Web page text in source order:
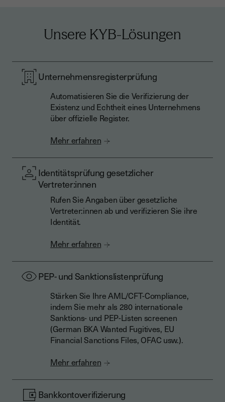
Unsere KYB-Lösungen
Unternehmensregisterprüfung
Automatisieren Sie die Verifizierung der
Existenz und Echtheit eines Unternehmens
über offizielle Register.
Mehr erfahren
Identitätsprüfung gesetzlicher
Vertreter:innen
Rufen Sie Angaben über gesetzliche
Vertreter:innen ab und verifizieren Sie ihre
Identität.
Mehr erfahren
PEP- und Sanktionslistenprüfung
Stärken Sie Ihre AML/CFT-Compliance,
indem Sie mehr als 280 internationale
Sanktions- und PEP-Listen screenen
(German BKA Wanted Fugitives, EU
Financial Sanctions Files, OFAC usw.).
Mehr erfahren
Bankkontoverifizierung